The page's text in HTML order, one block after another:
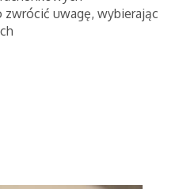
uwagę, wybierając